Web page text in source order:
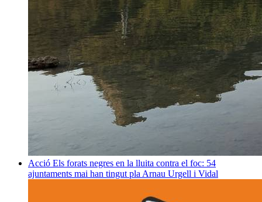
Acció Els forats negres en la lluita contra el foc: 54
ajuntaments mai han tingut pla Arnau Urgell i Vidal